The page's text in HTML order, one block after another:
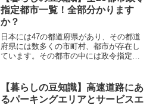
指定都市一覧！全部分かります
か？
日本には47の都道府県があり、その都道
府県には数多くの市町村、都市が存在し
ています。その都市の中には政令指定都
に散らばっていますが、その20都市の一
覧です。
【暮らしの豆知識】高速道路にあ
るパーキングエリアとサービスエ